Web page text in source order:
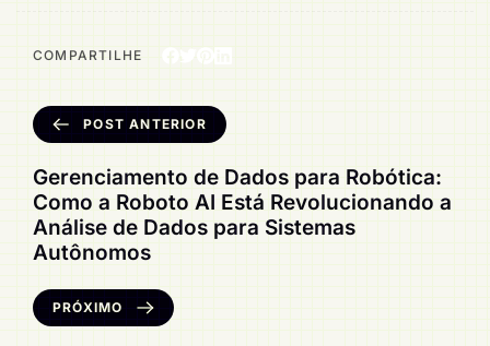
COMPARTILHE
POST ANTERIOR
Gerenciamento de Dados para Robótica:
Como a Roboto AI Está Revolucionando a
Análise de Dados para Sistemas
Autônomos
PRÓXIMO